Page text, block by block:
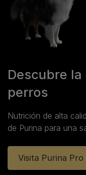
Descubre la
perros
Nutrición de alta
de Purina para una
Visita Purina Pro